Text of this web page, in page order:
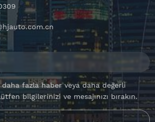
fazla haber veya daha değerli
bilgilerinizi ve mesajınızı bırakın.